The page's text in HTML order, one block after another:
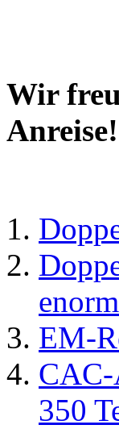
Wir
Anreise!
EM-
CAC-
350